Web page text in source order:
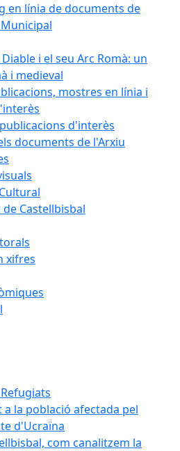
en línia de documents de
i el seu Arc Romà: un
i medieval
mostres en línia i
d'interès
documents de l'Arxiu
de Castellbisbal
xifres
a la població afectada pel
d'Ucraïna
com canalitzem la